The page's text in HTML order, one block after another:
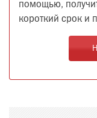
помощью,
короткий срок и